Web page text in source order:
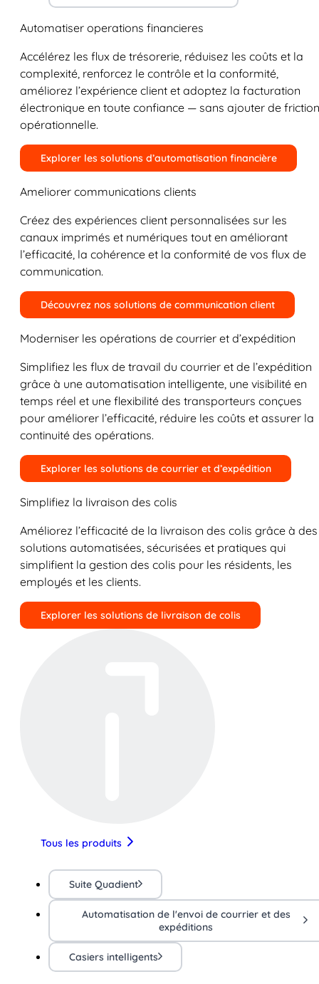
Automatiser operations financieres
Accélérez les flux de trésorerie, réduisez les coûts et la
complexité, renforcez le contrôle et la conformité,
améliorez l’expérience client et adoptez la facturation
électronique en toute confiance — sans ajouter de friction
opérationnelle.
Explorer les solutions d’automatisation financière
Ameliorer communications clients
Créez des expériences client personnalisées sur les
canaux imprimés et numériques tout en améliorant
l’efficacité, la cohérence et la conformité de vos flux de
communication.
Découvrez nos solutions de communication client
Moderniser les opérations de courrier et d’expédition
Simplifiez les flux de travail du courrier et de l’expédition
grâce à une automatisation intelligente, une visibilité en
temps réel et une flexibilité des transporteurs conçues
pour améliorer l’efficacité, réduire les coûts et assurer la
continuité des opérations.
Explorer les solutions de courrier et d’expédition
Simplifiez la livraison des colis
Améliorez l’efficacité de la livraison des colis grâce à des
solutions automatisées, sécurisées et pratiques qui
simplifient la gestion des colis pour les résidents, les
employés et les clients.
Explorer les solutions de livraison de colis
Tous les produits
Suite Quadient
Automatisation de l'envoi de courrier et des
expéditions
Casiers intelligents